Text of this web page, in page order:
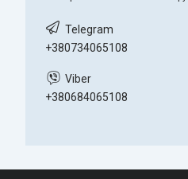
+380734065108
+380684065108